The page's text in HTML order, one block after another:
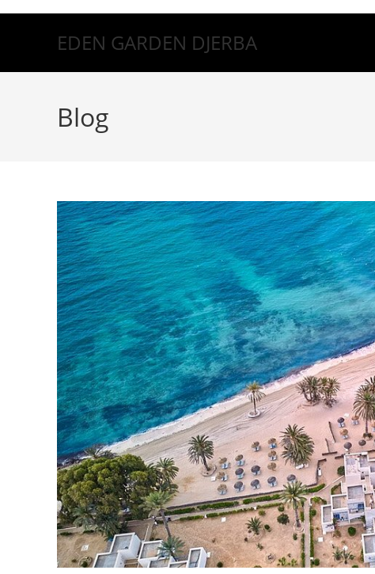
EDEN GARDEN DJERBA
Blog